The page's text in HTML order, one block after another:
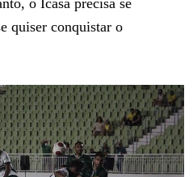
o Icasa precisa se
quiser conquistar o